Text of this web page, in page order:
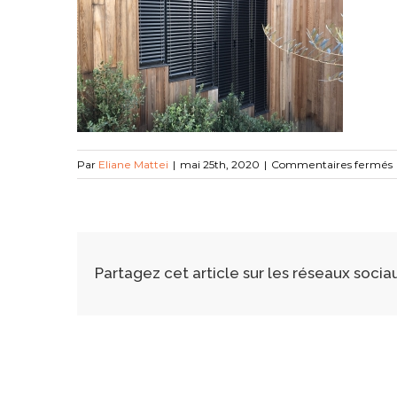
Par Eliane Mattei | mai 25th, 2020 | Commentaires fermés
Partagez cet article sur les réseaux